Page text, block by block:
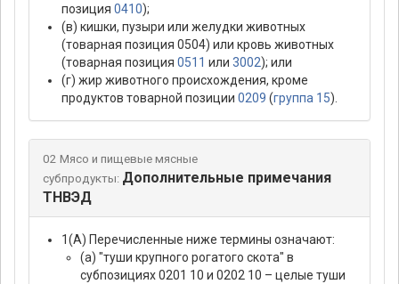
позиция 0410);
(в) кишки, пузыри или желудки животных
(товарная позиция 0504) или кровь животных
(товарная позиция 0511 или 3002); или
(г) жир животного происхождения, кроме
продуктов товарной позиции 0209 (группа 15).
02 Мясо и пищевые мясные
субпродукты: Дополнительные примечания
ТНВЭД
1(А) Перечисленные ниже термины означают:
(а) "туши крупного рогатого скота" в
субпозициях 0201 10 и 0202 10 – целые туши